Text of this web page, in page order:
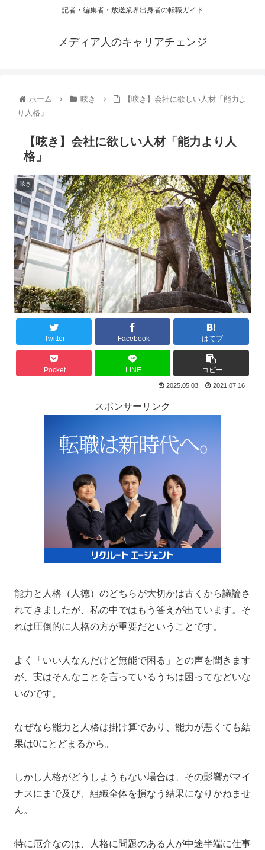
記者・編集者・放送業界出身者の転職ガイド
メディア人のキャリアチェンジ
ホーム 呟き
【呟き】会社に欲しい人材「能力よ
り人格」
【呟き】会社に欲しい人材「能力より人
格」
呟き
Twitter Facebook はてブ
Pocket LINE コピー
2025.05.03 2021.07.16
スポンサーリンク
能力と人格（人徳）のどちらが大切かは古くから議論さ
れてきましたが、私の中ではもう答えが出ています。そ
れは圧倒的に人格の方が重要だということです。
よく「いい人なんだけど無能で困る」との声を聞きます
が、実はそんなことを言っているうちは困ってなどいな
いのです。
なぜなら能力と人格は掛け算であり、能力が悪くても結
果は0にとどまるから。
しかし人格がどうしようもない場合は、その影響がマイ
ナスにまで及び、組織全体を損なう結果になりかねませ
ん。
特に厄介なのは、人格に問題のある人が中途半端に仕事